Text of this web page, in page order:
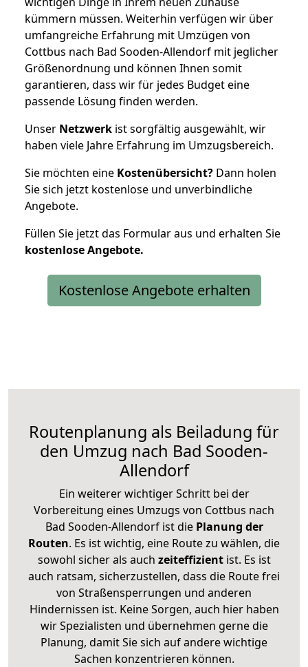
kümmern müssen. Weiterhin verfügen wir über
umfangreiche Erfahrung mit Umzügen von
Cottbus nach Bad Sooden-Allendorf mit jeglicher
Größenordnung und können Ihnen somit
garantieren, dass wir für jedes Budget eine
passende Lösung finden werden.
Unser Netzwerk ist sorgfältig ausgewählt, wir
haben viele Jahre Erfahrung im Umzugsbereich.
Sie möchten eine Kostenübersicht? Dann holen
Sie sich jetzt kostenlose und unverbindliche
Angebote.
Füllen Sie jetzt das Formular aus und erhalten Sie
kostenloseAngebote.
Kostenlose Angebote erhalten
Routenplanung als Beiladung für
den Umzug nach Bad Sooden-
Allendorf
Ein weiterer wichtiger Schritt bei der
Vorbereitung eines Umzugs von Cottbus nach
Bad Sooden-Allendorf ist diePlanung der
Routen. Es ist wichtig, eine Route zu wählen, die
sowohl sicher als auch zeiteffizientist. Es ist
auch ratsam, sicherzustellen, dass die Route frei
von Straßensperrungen und anderen
Hindernissen ist. Keine Sorgen, auch hier haben
wir Spezialisten und übernehmen gerne die
Planung, damit Sie sich auf andere wichtige
Sachen konzentrieren können.